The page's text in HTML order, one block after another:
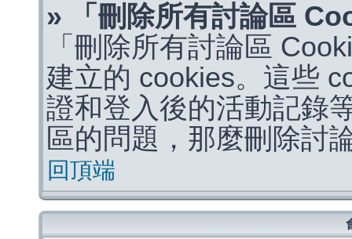
» 「刪除所有討論區
「刪除所有討論區
建立的 cookies。這些
證和登入後的活動記錄
區的問題，那麼刪除討
回頂端